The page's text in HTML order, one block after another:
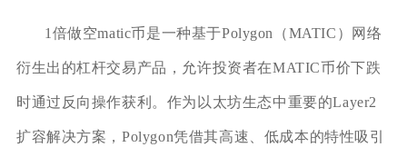
1倍做空matic币是一种基于Polygon（MATIC）网络
衍生出的杠杆交易产品，允许投资者在MATIC币价下跌
时通过反向操作获利。作为以太坊生态中重要的Layer2
扩容解决方案，Polygon凭借其高速、低成本的特性吸引